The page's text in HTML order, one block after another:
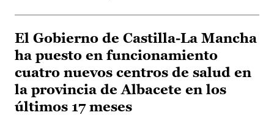
El Gobierno de Castilla-La Mancha
ha puesto en funcionamiento
cuatro nuevos centros de salud en
la provincia de Albacete en los
últimos 17 meses